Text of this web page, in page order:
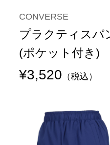
CONVERSE
プラクティスパ
(ポケット付き)
¥3,520 （税込）